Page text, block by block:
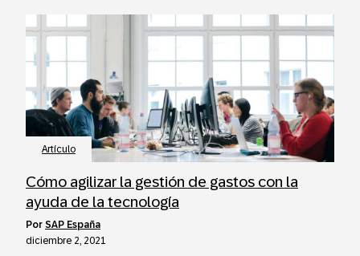
Artículo
Cómo agilizar la gestión de gastos con la
ayuda de la tecnología
por SAP España
diciembre 2, 2021